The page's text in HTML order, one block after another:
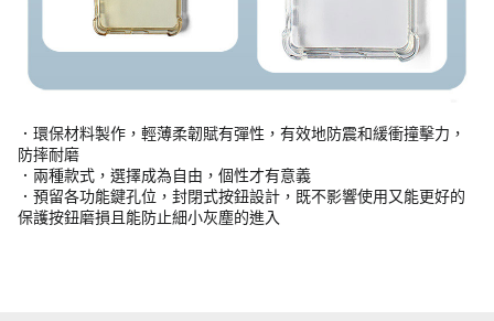
．環保材料製作，輕薄柔韌賦有彈性，有效地防震和緩衝撞擊力，
防摔耐磨
．兩種款式，選擇成為自由，個性才有意義
．預留各功能鍵孔位，封閉式按鈕設計，既不影響使用又能更好的
保護按鈕磨損且能防止細小灰塵的進入